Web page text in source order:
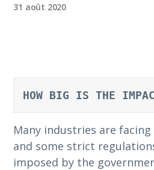
31 août 2020
HOW BIG IS THE
Many industries are
and some strict
imposed by the